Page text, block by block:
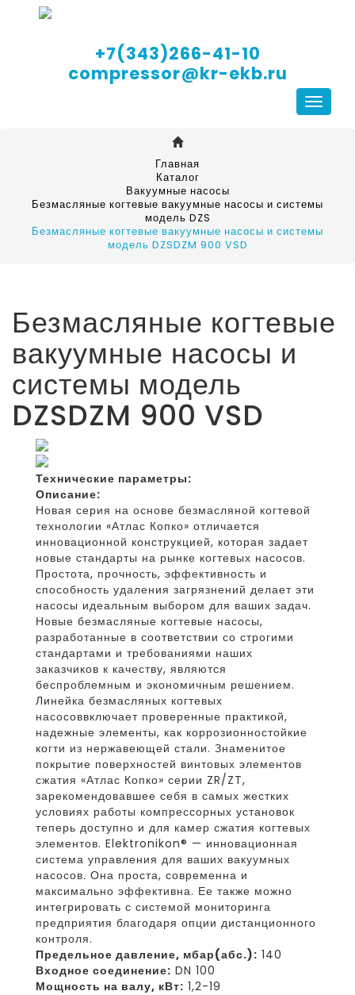
+7(343)266-41-10
compressor@kr-ekb.ru
Главная
Каталог
Вакуумные насосы
Безмасляные когтевые вакуумные насосы и системы
модель DZS
Безмасляные когтевые вакуумные насосы и системы
модель DZSDZM 900 VSD
Безмасляные когтевые
вакуумные насосы и
системы модель
DZSDZM 900 VSD
Технические параметры:
Описание:
Новая серия на основе безмасляной когтевой
технологии «Атлас Копко» отличается
инновационной конструкцией, которая задает
новые стандарты на рынке когтевых насосов.
Простота, прочность, эффективность и
способность удаления загрязнений делает эти
насосы идеальным выбором для ваших задач.
Новые безмасляные когтевые насосы,
разработанные в соответствии со строгими
стандартами и требованиями наших
заказчиков к качеству, являются
беспроблемным и экономичным решением.
Линейка безмасляных когтевых
насосоввключает проверенные практикой,
надежные элементы, как коррозионностойкие
когти из нержавеющей стали. Знаменитое
покрытие поверхностей винтовых элементов
сжатия «Атлас Копко» серии ZR/ZT,
зарекомендовавшее себя в самых жестких
условиях работы компрессорных установок
теперь доступно и для камер сжатия когтевых
элементов. Elektronikon® — инновационная
система управления для ваших вакуумных
насосов. Она проста, современна и
максимально эффективна. Ее также можно
интегрировать с системой мониторинга
предприятия благодаря опции дистанционного
контроля.
Предельное давление, мбар(абс.): 140
Входное соединение: DN 100
Мощность на валу, кВт: 1,2-19